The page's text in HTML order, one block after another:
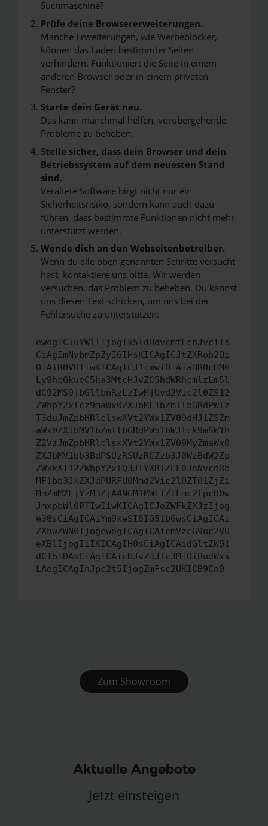
Suchmaschine?
Prüfe deine Browsererweiterungen.
Manche Erweiterungen, wie Werbeblocker,
können das Laden bestimmter Seiten
verhindern. Funktioniert die Seite in einem
anderen Browser oder in einem privaten
Fenster?
Starte dein Gerät neu.
Das kann manchmal helfen, vorübergehende
Probleme zu beheben.
Stelle sicher, dass dein Browser und dein
Betriebssystem auf dem neuesten Stand
sind.
Veraltete Software birgt nicht nur ein
Sicherheitsrisiko, sondern kann auch dazu
führen, dass bestimmte Funktionen nicht mehr
unterstützt werden.
Wende dich an den Webseitenbetreiber.
Wenn du alle oben genannten Schritte versucht
hast, kontaktiere uns bitte. Wir werden
versuchen, das Problem zu beheben. Du kannst
uns diesen Text schicken, um uns bei der
Fehlersuche zu unterstützen:
ewogICJuYW1lIjogIk5ldHdvcmtFcnJvciIs
CiAgImNvbmZpZyI6IHsKICAgICJtZXRob2Qi
OiAiR0VUIiwKICAgICJ1cmwiOiAiaHR0cHM6
Ly9hcGkueC5ha3MtcHJvZC5hdWRhcmlzLm5l
dC92MS9jbGllbnRzLzIwMjUvd2Vic2l0ZS12
ZWhpY2xlcz9maWx0ZXJbMF1bZmllbGRdPWlz
T3duJmZpbHRlclswXVt2YWx1ZV09dHJ1ZSZm
aWx0ZXJbMV1bZmllbGRdPW51bWJlck9mSW1h
Z2VzJmZpbHRlclsxXVt2YWx1ZV09MyZmaWx0
ZXJbMV1bb3BdPSUzRSUzRCZzb3J0WzBdW2Zp
ZWxkXT12ZWhpY2xlQ3JlYXRlZEF0JnNvcnRb
MF1bb3JkZXJdPURFU0Mmd2Vic2l0ZT01ZjZi
MmZmM2FjYzM3ZjA4NGM1MWFiZTEmc2tpcD0w
JmxpbWl0PTIwIiwKICAgICJoZWFkZXJzIjog
e30sCiAgICAiYm9keSI6IG51bGwsCiAgICAi
ZXhwZWN0IjogewogICAgICAicmVzcG9uc2VU
eXBlIjogIiIKICAgIH0sCiAgICAidGltZW91
dCI6IDAsCiAgICAicHJvZ3Jlc3MiOiBudWxs
LAogICAgInJpc2t5IjogZmFsc2UKICB9Cn0=
Zum Showroom
Aktuelle Angebote
Jetzt einsteigen